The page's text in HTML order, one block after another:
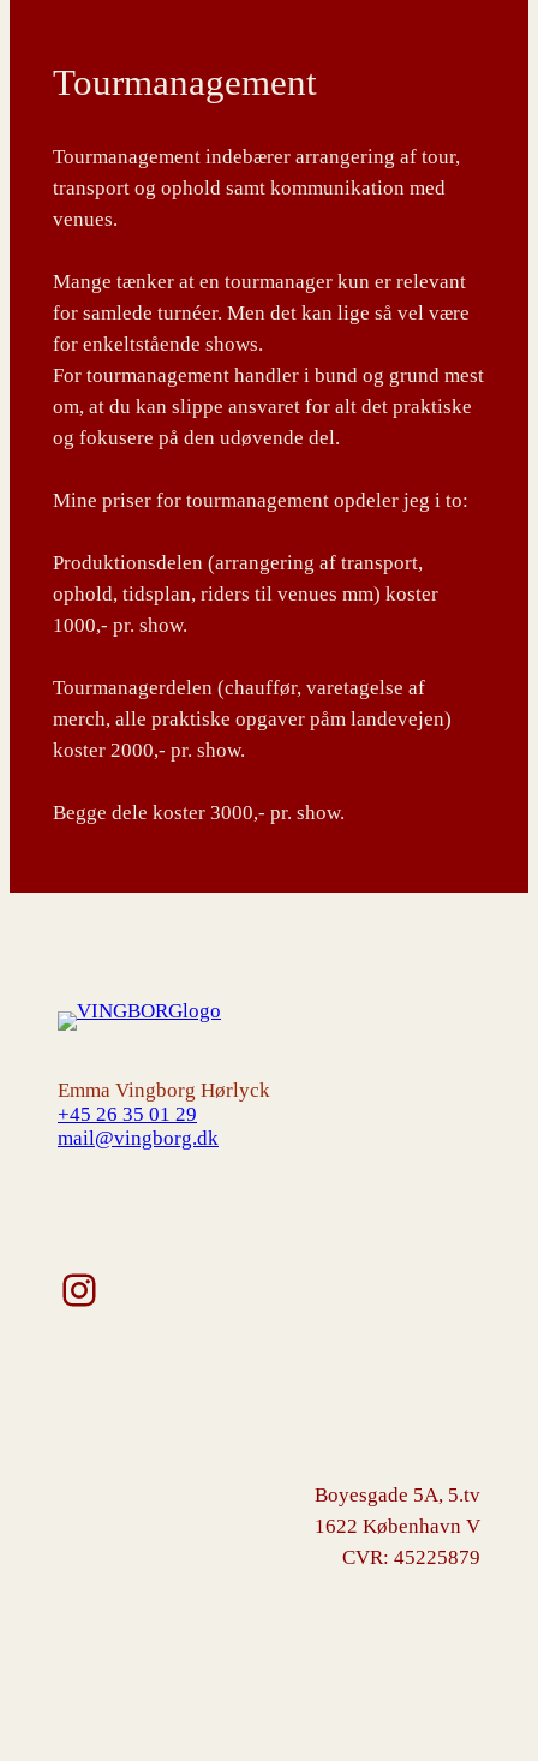
Tourmanagement
Tourmanagement indebærer arrangering af tour,
transport og ophold samt kommunikation med
venues.
Mange tænker at en tourmanager kun er relevant
for samlede turnéer. Men det kan lige så vel være
for enkeltstående shows.
For tourmanagement handler i bund og grund mest
om, at du kan slippe ansvaret for alt det praktiske
og fokusere på den udøvende del.
Mine priser for tourmanagement opdeler jeg i to:
Produktionsdelen (arrangering af transport,
ophold, tidsplan, riders til venues mm) koster
1000,- pr. show.
Tourmanagerdelen (chauffør, varetagelse af
merch, alle praktiske opgaver påm landevejen)
koster 2000,- pr. show.
Begge dele koster 3000,- pr. show.
Emma Vingborg Hørlyck
+45 26 35 01 29
mail@vingborg.dk
Instagram
Boyesgade 5A, 5.tv
1622 København V
CVR: 45225879